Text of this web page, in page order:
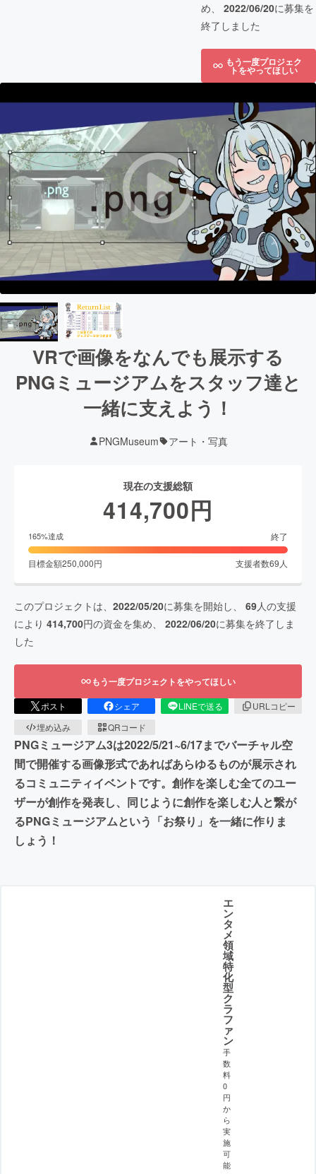
め、 2022/06/20に募集を
終了しました
もう一度プロジェク
トをやってほしい
VRで画像をなんでも展示する
PNGミュージアムをスタッフ達と
一緒に支えよう！
PNGMuseum アート・写真
現在の支援総額
414,700円
165%達成 終了
目標金額250,000円 支援者数69 人
このプロジェクトは、 2022/05/20に募集を開始し、 69人の支援
により 414,700円の資金を集め、 2022/06/20に募集を終了しま
した
もう一度プロジェクトをやってほしい
ポスト シェア LINEで送る
URLコピー
埋め込み
QRコード
PNGミュージアム3は2022/5/21~6/17までバーチャル空
間で開催する画像形式であればあらゆるものが展示され
るコミュニティイベントです。創作を楽しむ全てのユー
ザーが創作を発表し、同じように創作を楽しむ人と繋が
るPNGミュージアムという「お祭り」を一緒に作りま
しょう！
エ
ン
タ
メ
領
域
特
化
型
ク
ラ
フ
ァ
ン
手
数
料
0
円
か
ら
実
施
可
能